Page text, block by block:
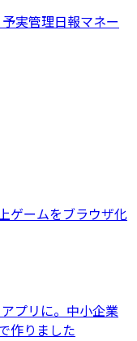
実管理日報マネー
ームをブラウザ化
プリに。中小企業
作りました